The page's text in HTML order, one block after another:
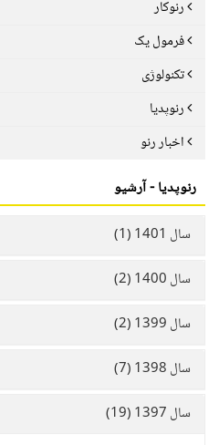
رنوکار
فرمول یک
تکنولوژی
رنوپدیا
اخبار رنو
رنوپدیا - آرشیو
سال 1401 (1)
سال 1400 (2)
سال 1399 (2)
سال 1398 (7)
سال 1397 (19)